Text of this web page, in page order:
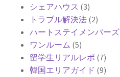
シェアハウス (3)
トラブル解決法 (2)
ハートステイメンバーズ
ワンルーム (5)
留学生リアルレポ (7)
韓国エリアガイド (9)